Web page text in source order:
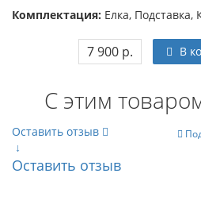
Комплектация: Елка, Подставка,
7 900 р. В
С этим
Оставить отзыв
↓
Оставить отзыв